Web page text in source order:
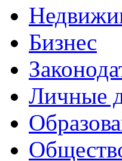
Бизнес
Личные